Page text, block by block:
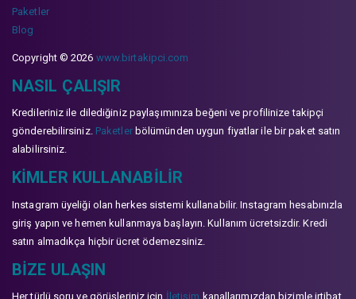
Paketler
Blog
Copyright © 2026 www.birtakipci.com
NASIL ÇALIŞIR
Kredileriniz ile dilediğiniz paylaşımınıza beğeni ve profilinize takipçi
gönderebilirsiniz. Paketlerbölümünden uygun fiyatlar ile bir paket satın
alabilirsiniz.
KIMLER KULLANABILIR
Instagram üyeliği olan herkes sistemi kullanabilir. Instagram hesabınızla
giriş yapın ve hemen kullanmaya başlayın. Kullanım ücretsizdir. Kredi
satın almadıkça hiçbir ücret ödemezsiniz.
BIZE ULAŞIN
Her türlü soru ve görüşleriniz için İletişim kanallarımızdan bizimle irtibat